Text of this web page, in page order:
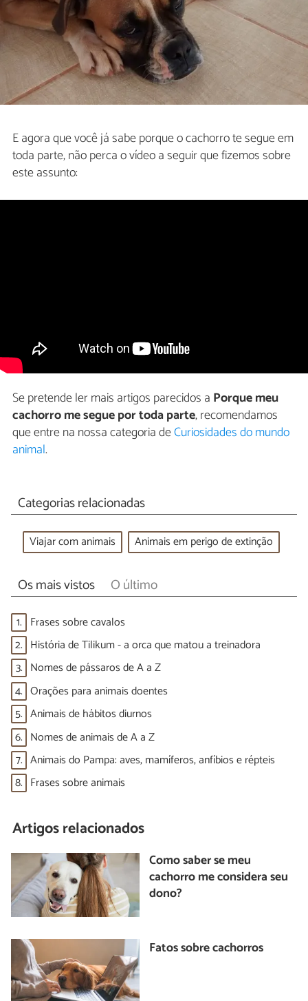
E agora que você já sabe porque o cachorro te segue em
toda parte, não perca o vídeo a seguir que fizemos sobre
este assunto:
Se pretende ler mais artigos parecidos a Porque meu
cachorro me segue por toda parte, recomendamos
que entre na nossa categoria deCuriosidades do mundo
animal.
Categorias relacionadas
Viajar com animais Animais em perigo de extinção
Os mais vistos O último
1. Frases sobre cavalos
2. História de Tilikum - a orca que matou a treinadora
3. Nomes de pássaros de A a Z
4. Orações para animais doentes
5. Animais de hábitos diurnos
6. Nomes de animais de A a Z
7. Animais do Pampa: aves, mamíferos, anfíbios e répteis
8. Frases sobre animais
Artigos relacionados
Como saber se meu
cachorro me considera seu
dono?
Fatos sobre cachorros